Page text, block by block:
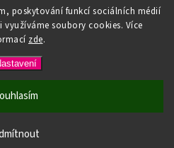
poskytování funkcí sociálních médií
využíváme soubory cookies. Více
zde.
DOPRAVU ZDARMA / DÁREK K
OBJEDNÁVCE NAD 1500,- NEBO
. Všechna práva vyhrazena.
nastavení cookies
| Design